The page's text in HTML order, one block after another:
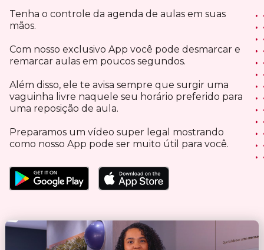
Tenha o controle da agenda de aulas em suas
mãos.
Com nosso exclusivo App você pode desmarcar e
remarcar aulas em poucos segundos.
Além disso, ele te avisa sempre que surgir uma
vaguinha livre naquele seu horário preferido para
uma reposição de aula.
Preparamos um vídeo super legal mostrando
como nosso App pode ser muito útil para você.